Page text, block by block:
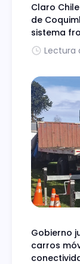
Claro
de
sistema
Lectura
Gobierno
carros